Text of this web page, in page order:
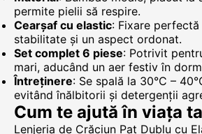
permite pielii să respire.
Cearșaf cu elastic: Fixare
stabilitate și un aspect ordonat.
Set complet 6 piese: Potrivit
mari, aducând un aer festiv în
Întreținere: Se spală la 30°C –
evitând înălbitorii și detergenții
Cum te ajută în viața ta
Lenjeria de Crăciun Pat Dublu cu